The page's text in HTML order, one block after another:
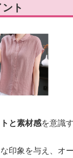
ト
と素材感を意識
印象を与え、オ